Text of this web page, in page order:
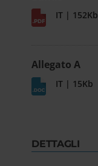
IT | 152Kb
Allegato A
IT | 15Kb
DETTAGLI